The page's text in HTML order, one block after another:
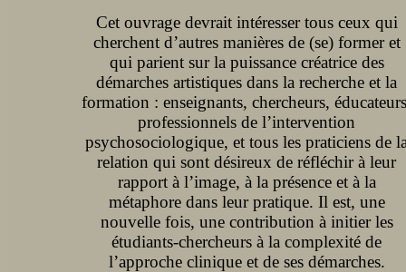
Cet ouvrage devrait intéresser tous ceux qui
cherchent d’autres manières de (se) former et
qui parient sur la puissance créatrice des
démarches artistiques dans la recherche et la
formation : enseignants, chercheurs,
professionnels de l’intervention
psychosociologique, et tous les praticiens de
relation qui sont désireux de réfléchir à leur
rapport à l’image, à la présence et à la
métaphore dans leur pratique. Il est, une
nouvelle fois, une contribution à initier les
étudiants-chercheurs à la complexité de
l’approche clinique et de ses démarches.